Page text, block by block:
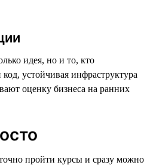
идея, но и то, кто
устойчивая инфраструктура
оценку бизнеса на ранних
пройти курсы и сразу можно